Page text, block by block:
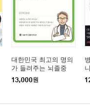
대한민국 최고의 명의
가 들려주는 뇌졸중
13,000원